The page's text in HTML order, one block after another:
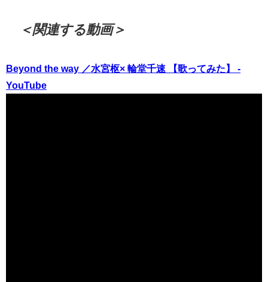
＜関連する動画＞
Beyond the way ／水宮枢× 輪堂千速 【歌ってみた】 -
YouTube